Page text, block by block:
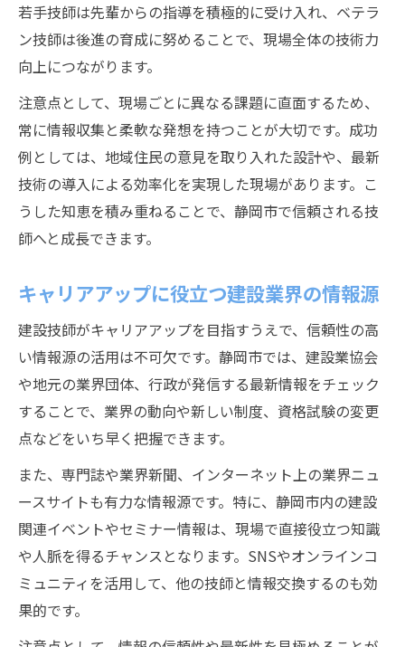
若手技師は先輩からの指導を積極的に受け入れ、ベテラ
ン技師は後進の育成に努めることで、現場全体の技術力
向上につながります。
注意点として、現場ごとに異なる課題に直面するため、
常に情報収集と柔軟な発想を持つことが大切です。成功
例としては、地域住民の意見を取り入れた設計や、最新
技術の導入による効率化を実現した現場があります。こ
うした知恵を積み重ねることで、静岡市で信頼される技
師へと成長できます。
キャリアアップに役立つ建設業界の情報源
建設技師がキャリアアップを目指すうえで、信頼性の高
い情報源の活用は不可欠です。静岡市では、建設業協会
や地元の業界団体、行政が発信する最新情報をチェック
することで、業界の動向や新しい制度、資格試験の変更
点などをいち早く把握できます。
また、専門誌や業界新聞、インターネット上の業界ニュ
ースサイトも有力な情報源です。特に、静岡市内の建設
関連イベントやセミナー情報は、現場で直接役立つ知識
や人脈を得るチャンスとなります。SNSやオンラインコ
ミュニティを活用して、他の技師と情報交換するのも効
果的です。